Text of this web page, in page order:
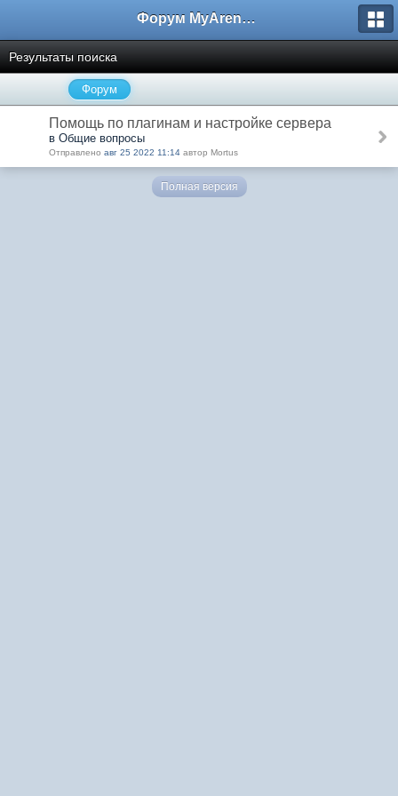
Форум MyArena.ru
Результаты поиска
Форум
Помощь по плагинам и настройке сервера
в Общие вопросы
Отправлено авг 25 2022 11:14 автор Mortus
Полная версия